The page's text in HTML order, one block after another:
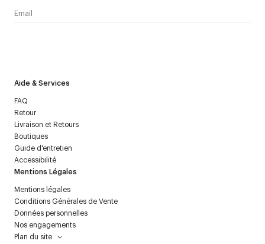
Aide & Services
FAQ
Retour
Livraison et Retours
Boutiques
Guide d'entretien
Accessibilité
Mentions Légales
Mentions légales
Conditions Générales de Vente
Données personnelles
Nos engagements
Plan du site